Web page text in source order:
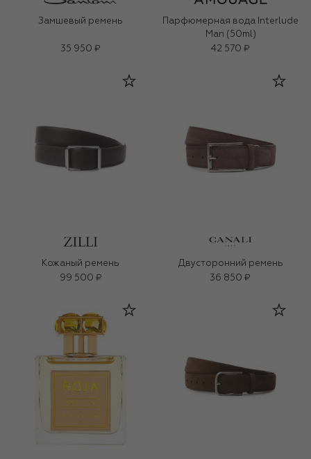
Замшевый ремень
35 950 ₽
Парфюмерная вода Interlude
Man (50ml)
42 570 ₽
Кожаный ремень
99 500 ₽
Двусторонний ремень
36 850 ₽